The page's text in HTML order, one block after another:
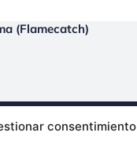
consentimiento
(Flamecatch)